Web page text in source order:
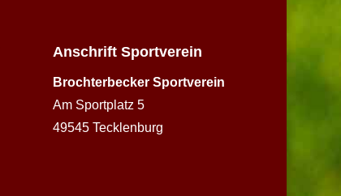
Anschrift Sportverein
Brochterbecker Sportverein
Am Sportplatz 5
49545 Tecklenburg